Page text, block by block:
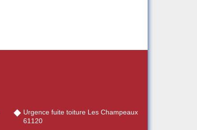
Urgence fuite toiture Les Champeaux
61120